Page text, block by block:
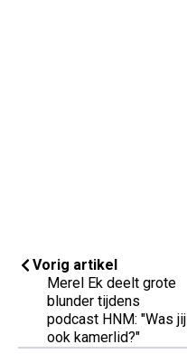
Vorig artikel
Merel Ek deelt grote
blunder tijdens
podcast HNM: "Was jij
ook kamerlid?"